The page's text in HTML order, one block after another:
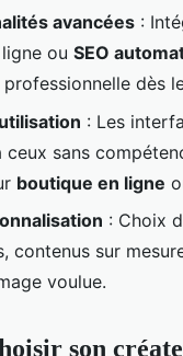
avancées :
ou SEO
dès
: Les
ceux sans
boutique en ligne
: Choix
contenus sur
voulue.
son